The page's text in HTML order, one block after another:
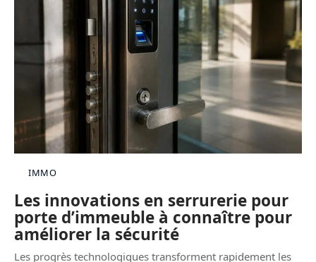
IMMO
Les innovations en serrurerie pour
porte d’immeuble à connaître pour
améliorer la sécurité
Les progrès technologiques transforment rapidement les